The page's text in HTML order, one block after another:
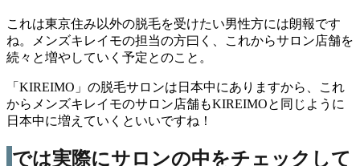
これは東京住み以外の脱毛を受けたい男性方には朗報です
ね。メンズキレイモの担当の方曰く、これからサロン店舗を
続々と増やしていく予定とのこと。
「KIREIMO」の脱毛サロンは日本中にありますから、これ
からメンズキレイモのサロン店舗もKIREIMOと同じように
日本中に増えていくといいですね！
では実際にサロンの中をチェックして